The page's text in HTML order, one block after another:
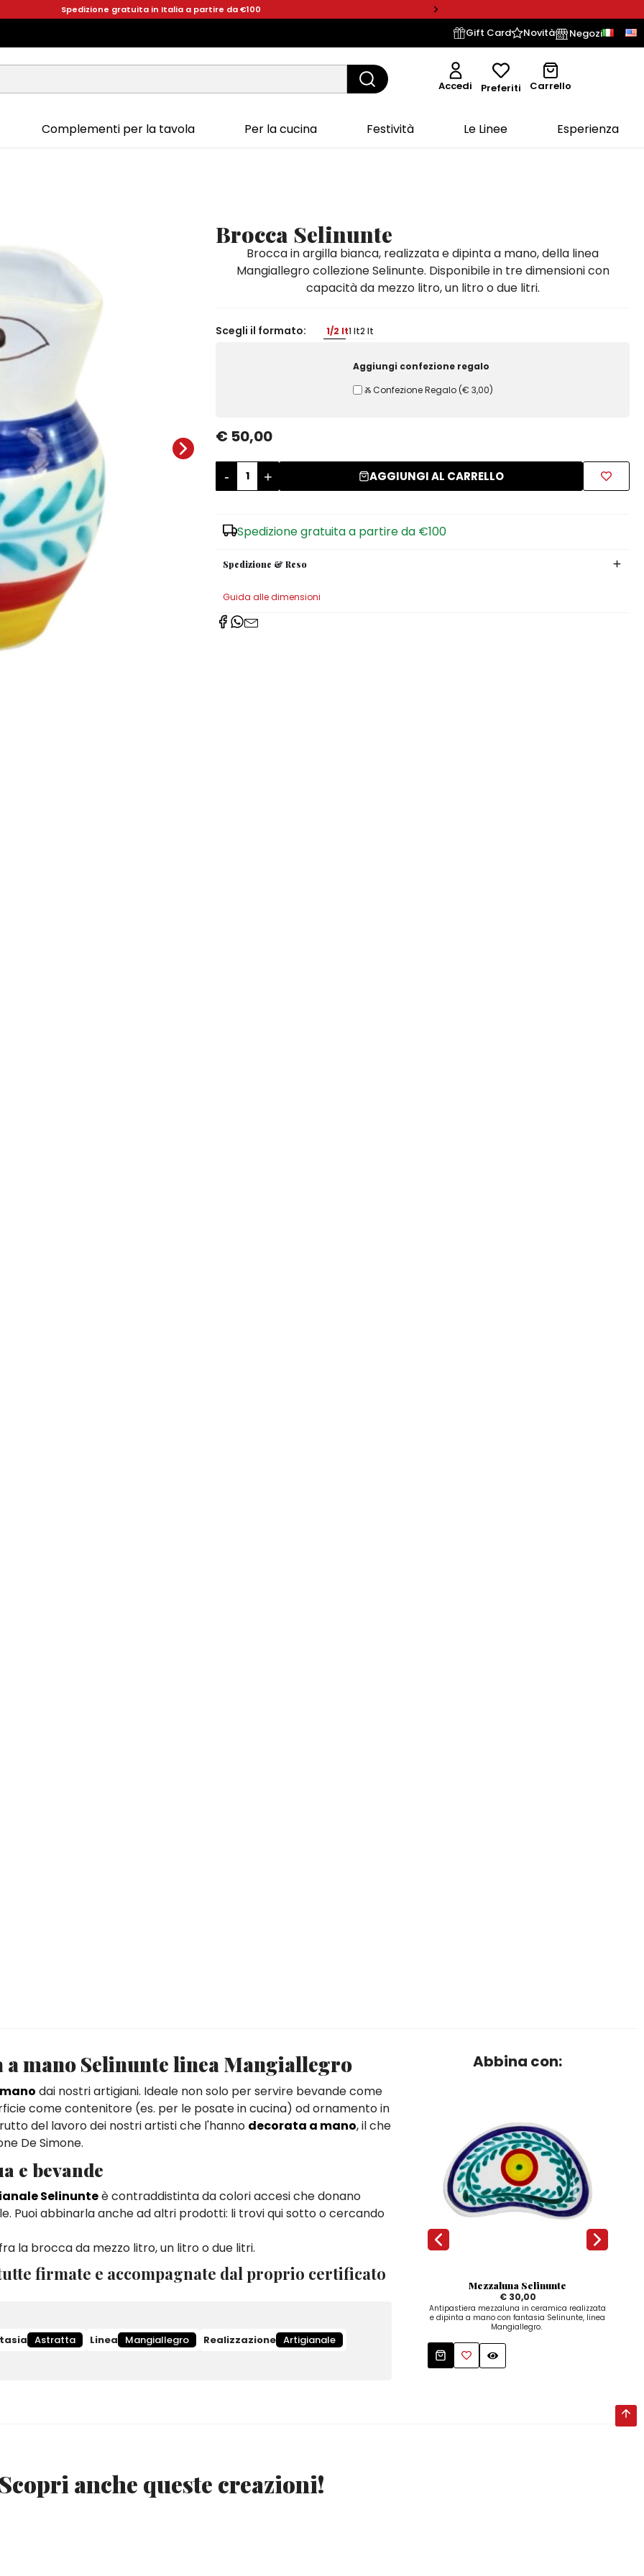
Spedizione gratuita in Italia a partire da €100
Gift Card Novità Negozi
Accedi Preferiti Carrello
Complementi per la tavola Per la cucina Festività Le Linee Esperienza
Brocca Selinunte
Brocca in argilla bianca, realizzata e dipinta a mano, della linea
Mangiallegro collezione Selinunte. Disponibile in tre dimensioni con
capacità da mezzo litro, un litro o due litri.
Scegli il formato: 1/2 lt1 lt2 lt
Aggiungi confezione regalo
Ⰶ Confezione Regalo (€ 3,00)
€ 50,00
- + AGGIUNGI AL CARRELLO
Spedizione gratuita a partire da €100
Spedizione & Reso
Guida alle dimensioni
mano Selinunte linea Mangiallegro
dai nostri artigiani. Ideale non solo per servire bevande come
come contenitore (es. per le posate in cucina) od ornamento in
del lavoro dei nostri artisti che l'hanno decorata a mano, il che
De Simone.
e bevande
Selinunteè contraddistinta da colori accesi che donano
Puoi abbinarla anche ad altri prodotti: li trovi qui sotto o cercando
la brocca da mezzo litro, un litro o due litri.
firmate e accompagnate dal proprio certificato
Astratta Linea Mangiallegro Realizzazione Artigianale
Abbina con:
Mezzaluna Selinunte
€ 30,00
Antipastiera mezzaluna in ceramica realizzata
e dipinta a mano con fantasia Selinunte, linea
Mangiallegro.
Scopri anche queste creazioni!